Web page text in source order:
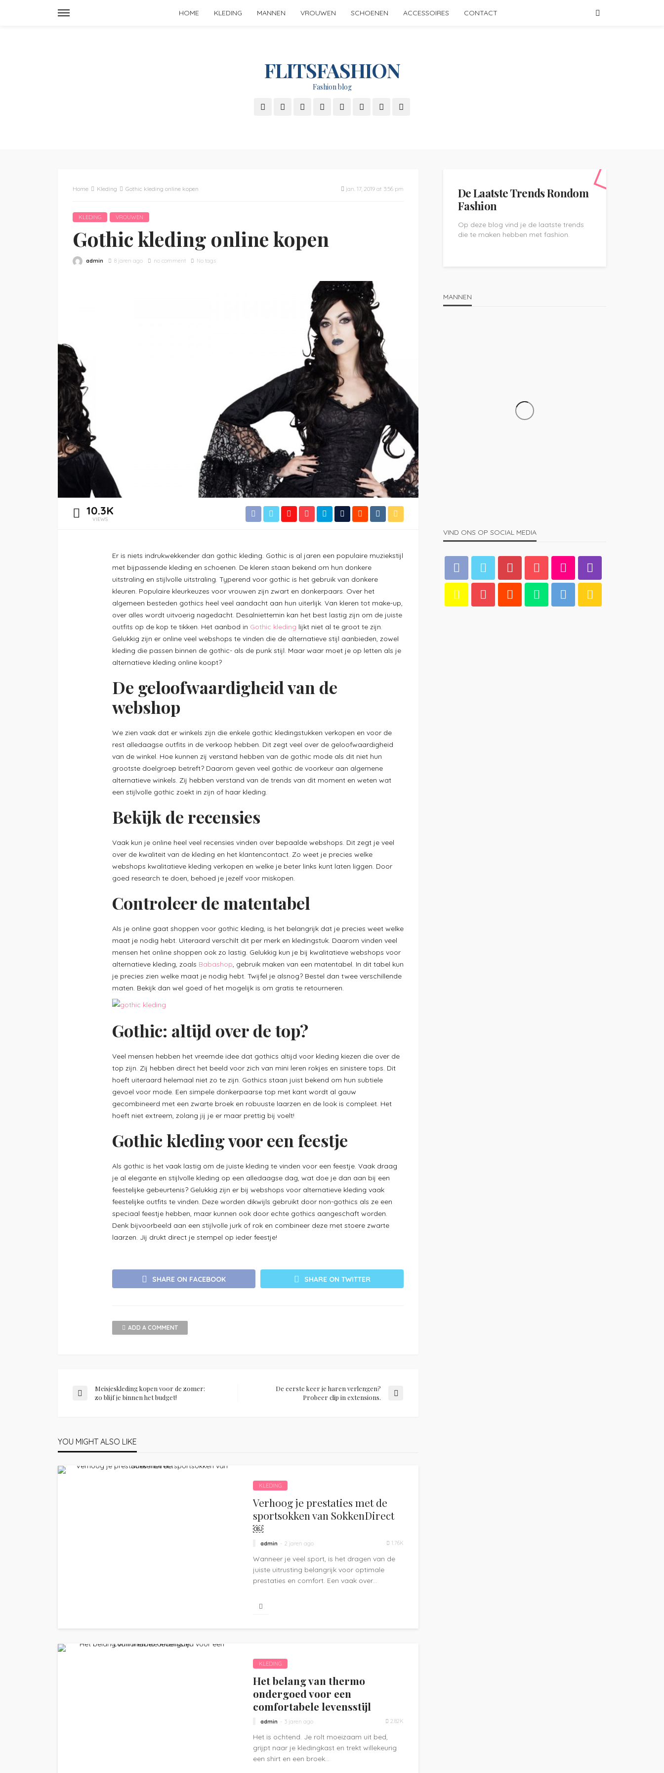
HOME KLEDING MANNEN VROUWEN SCHOENEN ACCESSOIRES CONTACT
FLITSFASHION
Fashion blog
Home Kleding Gothic kleding online kopen jan. 17, 2019 at 3:56 pm
KLEDING VROUWEN
Gothic kleding online kopen
admin 8 jaren ago no comment No tags
10.3K
VIEWS
Er is niets indrukwekkender dan gothic kleding. Gothic is al jaren een populaire muziekstijl
met bijpassende kleding en schoenen. De kleren staan bekend om hun donkere
uitstraling en stijlvolle uitstraling. Typerend voor gothic is het gebruik van donkere
kleuren. Populaire kleurkeuzes voor vrouwen zijn zwart en donkerpaars. Over het
algemeen besteden gothics heel veel aandacht aan hun uiterlijk. Van kleren tot make-up,
over alles wordt uitvoerig nagedacht. Desalniettemin kan het best lastig zijn om de juiste
outfits op de kop te tikken. Het aanbod in Gothic kleding lijkt niet al te groot te zijn.
Gelukkig zijn er online veel webshops te vinden die de alternatieve stijl aanbieden, zowel
kleding die passen binnen de gothic- als de punk stijl. Maar waar moet je op letten als je
alternatieve kleding online koopt?
De geloofwaardigheid van de
webshop
We zien vaak dat er winkels zijn die enkele gothic kledingstukken verkopen en voor de
rest alledaagse outfits in de verkoop hebben. Dit zegt veel over de geloofwaardigheid
van de winkel. Hoe kunnen zij verstand hebben van de gothic mode als dit niet hun
grootste doelgroep betreft? Daarom geven veel gothic de voorkeur aan algemene
alternatieve winkels. Zij hebben verstand van de trends van dit moment en weten wat
een stijlvolle gothic zoekt in zijn of haar kleding.
Bekijk de recensies
Vaak kun je online heel veel recensies vinden over bepaalde webshops. Dit zegt je veel
over de kwaliteit van de kleding en het klantencontact. Zo weet je precies welke
webshops kwalitatieve kleding verkopen en welke je beter links kunt laten liggen. Door
goed research te doen, behoed je jezelf voor miskopen.
Controleer de matentabel
Als je online gaat shoppen voor gothic kleding, is het belangrijk dat je precies weet welke
maat je nodig hebt. Uiteraard verschilt dit per merk en kledingstuk. Daarom vinden veel
mensen het online shoppen ook zo lastig. Gelukkig kun je bij kwalitatieve webshops voor
alternatieve kleding, zoals Babashop, gebruik maken van een matentabel. In dit tabel kun
je precies zien welke maat je nodig hebt. Twijfel je alsnog? Bestel dan twee verschillende
maten. Bekijk dan wel goed of het mogelijk is om gratis te retourneren.
Gothic: altijd over de top?
Veel mensen hebben het vreemde idee dat gothics altijd voor kleding kiezen die over de
top zijn. Zij hebben direct het beeld voor zich van mini leren rokjes en sinistere tops. Dit
hoeft uiteraard helemaal niet zo te zijn. Gothics staan juist bekend om hun subtiele
gevoel voor mode. Een simpele donkerpaarse top met kant wordt al gauw
gecombineerd met een zwarte broek en robuuste laarzen en de look is compleet. Het
hoeft niet extreem, zolang jij je er maar prettig bij voelt!
Gothic kleding voor een feestje
Als gothic is het vaak lastig om de juiste kleding te vinden voor een feestje. Vaak draag
je al elegante en stijlvolle kleding op een alledaagse dag, wat doe je dan aan bij een
feestelijke gebeurtenis? Gelukkig zijn er bij webshops voor alternatieve kleding vaak
feestelijke outfits te vinden. Deze worden dikwijls gebruikt door non-gothics als ze een
speciaal feestje hebben, maar kunnen ook door echte gothics aangeschaft worden.
Denk bijvoorbeeld aan een stijlvolle jurk of rok en combineer deze met stoere zwarte
laarzen. Jij drukt direct je stempel op ieder feestje!
SHARE ON FACEBOOK SHARE ON TWITTER
ADD A COMMENT
Meisjeskleding kopen voor de zomer:
zo blijf je binnen het budget!
De eerste keer je haren verlengen?
Probeer clip in extensions.
YOU MIGHT ALSO LIKE
KLEDING
Verhoog je prestaties met de
sportsokken van SokkenDirect
￼
admin 2 jaren ago 1.76K
Wanneer je veel sport, is het dragen van de
juiste uitrusting belangrijk voor optimale
prestaties en comfort. Een vaak over...
KLEDING
Het belang van thermo
ondergoed voor een
comfortabele levensstijl
admin 3 jaren ago 2.82K
Het is ochtend. Je rolt moeizaam uit bed,
grijpt naar je kledingkast en trekt willekeurig
een shirt en een broek...
De Laatste Trends Rondom
Fashion
Op deze blog vind je de laatste trends
die te maken hebben met fashion.
MANNEN
VIND ONS OP SOCIAL MEDIA